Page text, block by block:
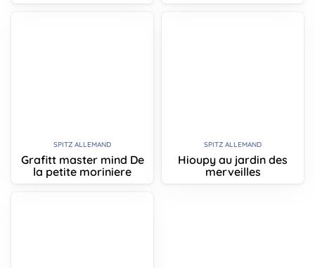
SPITZ ALLEMAND
Grafitt master mind De
la petite moriniere
SPITZ ALLEMAND
Hioupy au jardin des
merveilles